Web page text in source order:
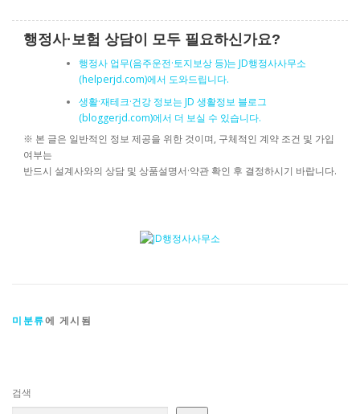
행정사·보험 상담이 모두 필요하신가요?
행정사 업무(음주운전·토지보상 등)는 JD행정사사무소
(helperjd.com)에서 도와드립니다.
생활·재테크·건강 정보는 JD 생활정보 블로그
(bloggerjd.com)에서 더 보실 수 있습니다.
※ 본 글은 일반적인 정보 제공을 위한 것이며, 구체적인 계약 조건 및 가입
여부는
반드시 설계사와의 상담 및 상품설명서·약관 확인 후 결정하시기 바랍니다.
미분류에 게시됨
검색